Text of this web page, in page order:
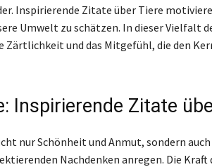
Inspirierende Zitate über Tiere
Umwelt zu schätzen. In dieser Vielfalt
Zärtlichkeit und das Mitgefühl, die den
Inspirierende Zitate
nur Schönheit und Anmut, sondern
Nachdenken anregen. Die Kraft